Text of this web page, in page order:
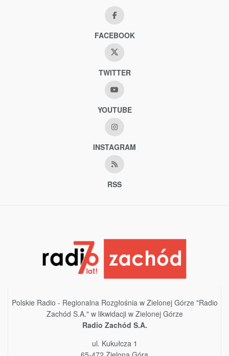
FACEBOOK
TWITTER
YOUTUBE
INSTAGRAM
RSS
Polskie Radio - Regionalna Rozgłośnia w Zielonej Górze "Radio
Zachód S.A." w likwidacji w Zielonej Górze
Radio Zachód S.A.
ul. Kukułcza 1